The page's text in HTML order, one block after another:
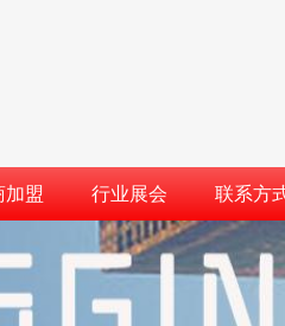
加盟 行业展会 联系方